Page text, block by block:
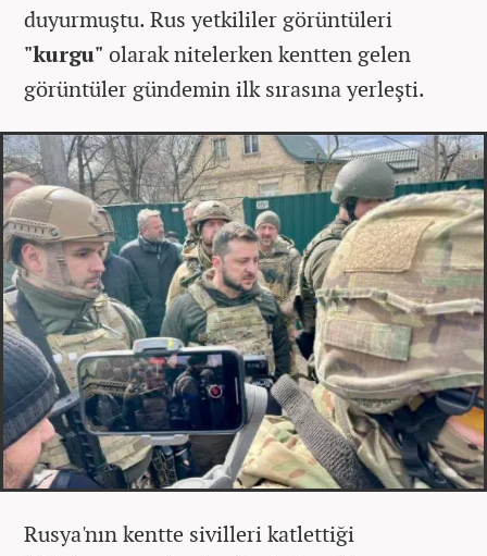
duyurmuştu. Rus yetkililer görüntüleri
"kurgu" olarak nitelerken kentten gelen
görüntüler gündemin ilk sırasına yerleşti.
Rusya'nın kentte sivilleri katlettiği